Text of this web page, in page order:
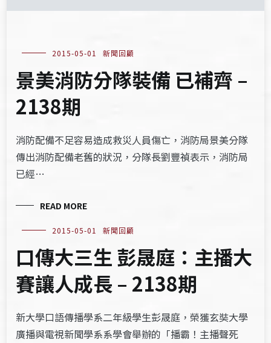
2015-05-01 新聞回顧
景美消防分隊裝備 已補齊 –
2138期
消防配備不足容易造成救災人員傷亡，消防局景美分隊
傳出消防配備老舊的狀況，分隊長劉豐禎表示，消防局
已經…
READ MORE
2015-05-01 新聞回顧
口傳大三生 彭晟庭：主播大
賽讓人成長 – 2138期
新大學口語傳播學系二年級學生彭晟庭，榮獲玄奘大學
廣播與電視新聞學系系學會舉辦的「播霸！主播聲死